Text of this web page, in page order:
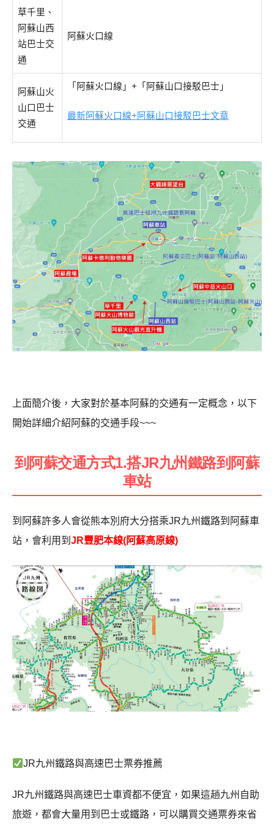
草千里、
阿蘇山西
站巴士交
通
阿蘇火口線
阿蘇山火
山口巴士
交通
「阿蘇火口線」+「阿蘇山口接駁巴士」
最新阿蘇火口線+阿蘇山口接駁巴士文章
上面簡介後，大家對於基本阿蘇的交通有一定概念，以下
開始詳細介紹阿蘇的交通手段~~~
到阿蘇交通方式1.搭JR九州鐵路到阿蘇
車站
到阿蘇許多人會從熊本別府大分搭乘JR九州鐵路到阿蘇車
站，會利用到 JR豐肥本線(阿蘇高原線)
JR九州鐵路與高速巴士票券推薦
JR九州鐵路與高速巴士車資都不便宜，如果這趟九州自助
旅遊，都會大量用到巴士或鐵路，可以購買交通票券來省